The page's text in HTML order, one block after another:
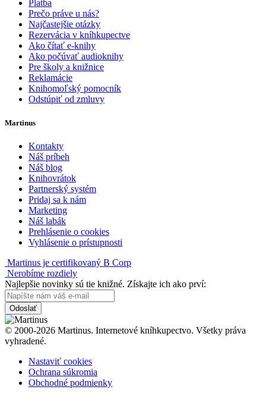
Platba
Prečo práve u nás?
Najčastejšie otázky
Rezervácia v kníhkupectve
Ako čítať e-knihy
Ako počúvať audioknihy
Pre školy a knižnice
Reklamácie
Knihomoľský pomocník
Odstúpiť od zmluvy
Martinus
Kontakty
Náš príbeh
Náš blog
Knihovrátok
Partnerský systém
Pridaj sa k nám
Marketing
Náš labák
Prehlásenie o cookies
Vyhlásenie o prístupnosti
Martinus je certifikovaný B Corp
Nerobíme rozdiely
Najlepšie novinky sú tie knižné. Získajte ich ako prví:
Odoslať
© 2000-2026 Martinus. Internetové kníhkupectvo. Všetky práva
vyhradené.
Nastaviť cookies
Ochrana súkromia
Obchodné podmienky